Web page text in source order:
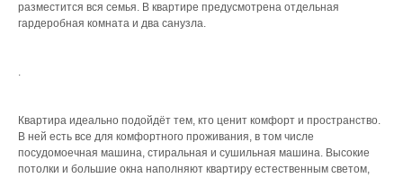
разместится вся семья. В квартире предусмотрена отдельная
гардеробная комната и два санузла.
.
Квартира идеально подойдёт тем, кто ценит комфорт и пространство.
В ней есть все для комфортного проживания, в том числе
посудомоечная машина, стиральная и сушильная машина. Высокие
потолки и большие окна наполняют квартиру естественным светом,
собственников?